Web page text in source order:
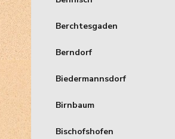
Berchtesgaden
Berndorf
Biedermannsdorf
Birnbaum
Bischofshofen